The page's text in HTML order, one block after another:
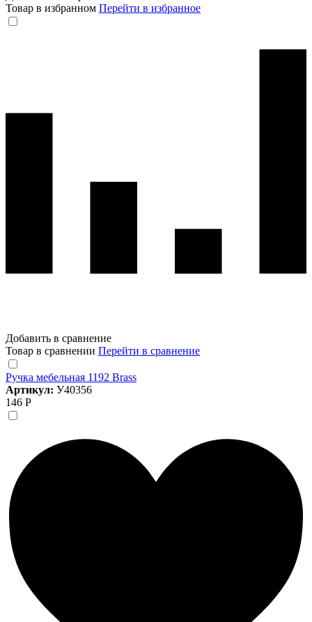
Товар в избранном Перейти в избранное
Добавить в сравнение
Товар в сравнении Перейти в сравнение
Ручка мебельная 1192 Brass
Артикул: У40356
146 Р